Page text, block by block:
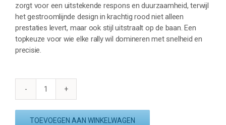
zorgt voor een uitstekende respons en duurzaamheid, terwijl
het gestroomlijnde design in krachtig rood niet alleen
prestaties levert, maar ook stijl uitstraalt op de baan. Een
topkeuze voor wie elke rally wil domineren met snelheid en
precisie.
VICTOR
LIGHT
TOEVOEGEN AAN WINKELWAGEN